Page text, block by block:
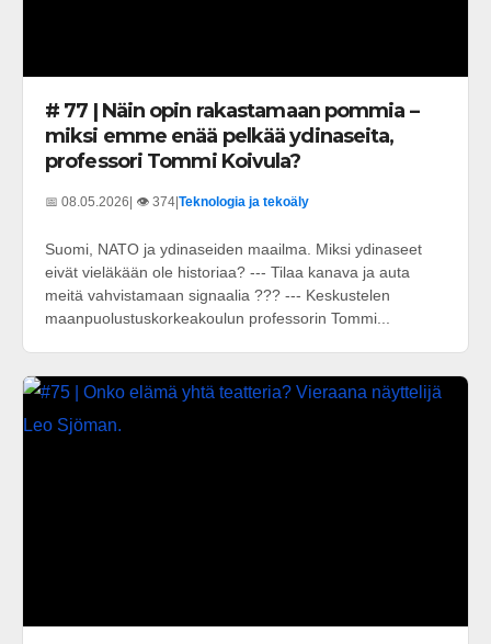
# 77 | Näin opin rakastamaan pommia –
miksi emme enää pelkää ydinaseita,
professori Tommi Koivula?
📅 08.05.2026 | 👁️ 374 Teknologia ja tekoäly
Suomi, NATO ja ydinaseiden maailma. Miksi ydinaseet
eivät vieläkään ole historiaa? --- Tilaa kanava ja auta
meitä vahvistamaan signaalia ??? --- Keskustelen
maanpuolustuskorkeakoulun professorin Tommi...